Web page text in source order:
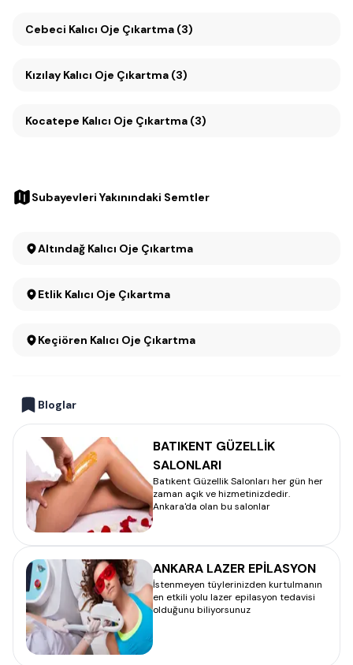
Cebeci Kalıcı Oje Çıkartma (3)
Kızılay Kalıcı Oje Çıkartma (3)
Kocatepe Kalıcı Oje Çıkartma (3)
Subayevleri Yakınındaki Semtler
Altındağ Kalıcı Oje Çıkartma
Etlik Kalıcı Oje Çıkartma
Keçiören Kalıcı Oje Çıkartma
Bloglar
BATIKENT GÜZELLİK
SALONLARI
Batıkent Güzellik Salonları her gün her
zaman açık ve hizmetinizdedir.
Ankara'da olan bu salonlar
ANKARA LAZER EPİLASYON
İstenmeyen tüylerinizden kurtulmanın
en etkili yolu lazer epilasyon tedavisi
olduğunu biliyorsunuz